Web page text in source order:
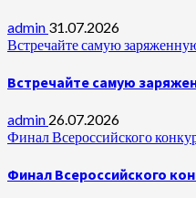
admin 31.07.2026
Встречайте самую
Встречайте самую
admin 26.07.2026
Финал Всероссийского
Финал Всероссийского